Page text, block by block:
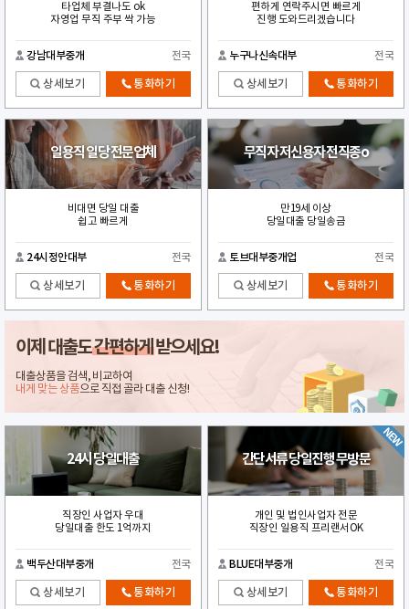
타업체 부결나도 ok
자영업 무직 주부 싹 가능
강남대부중개 전국
상세보기 통화하기
편하게 연락주시면 빠르게
진행 도와드리겠습니다
누구나신속대부 전국
상세보기 통화하기
일용직 일당 전문업체
비대면 당일 대출
쉽고 빠르게
24시정안대부 전국
상세보기 통화하기
무직자 저신용자 전직종o
만19세 이상
당일대출 당일송금
토브대부중개업 전국
상세보기 통화하기
이제 대출도간편하게받으세요!
대출상품을 검색, 비교하여
내게 맞는 상품으로 직접 골라 대출 신청!
24시 당일대출
직장인 사업자 우대
당일대출 한도 1억까지
백두산대부중개 전국
상세보기 통화하기
간단서류 당일진행 무방문
개인 및 법인사업자 전문
직장인 일용직 프리랜서OK
BLUE대부중개 전국
상세보기 통화하기